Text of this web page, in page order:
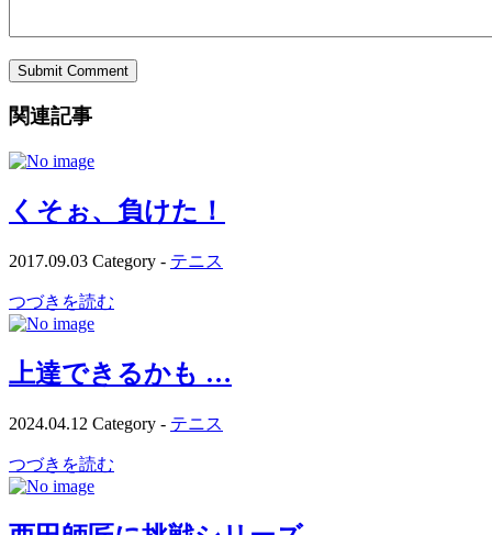
関連記事
くそぉ、負けた！
2017.09.03 Category - テニス
つづきを読む
上達できるかも …
2024.04.12 Category - テニス
つづきを読む